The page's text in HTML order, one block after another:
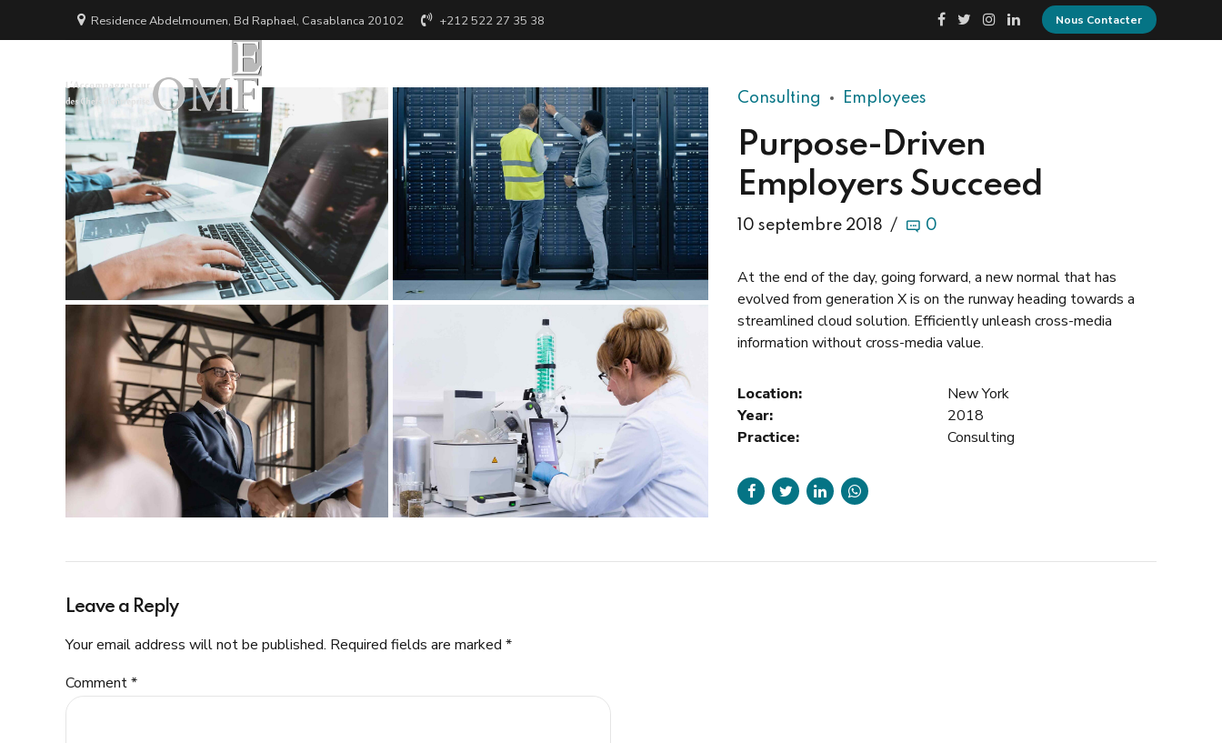
Residence Abdelmoumen, Bd Raphael, Casablanca 20102 +212 522 27 35 38 Nous Contacter
Consulting Employees
Purpose-Driven
Employers Succeed
10 septembre 2018 0
At the end of the day, going forward, a new normal that has
evolved from generation X is on the runway heading towards a
streamlined cloud solution. Efficiently unleash cross-media
information without cross-media value.
Location:
New York
Year:
2018
Practice:
Consulting
Leave a Reply
Your email address will not be published. Required fields are marked *
Comment*